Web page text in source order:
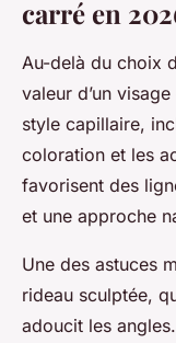
carré en
Au-delà du choix
valeur d’un
style capillaire,
coloration et les
favorisent des
et une approche
Une des astuces
rideau sculptée,
adoucit les